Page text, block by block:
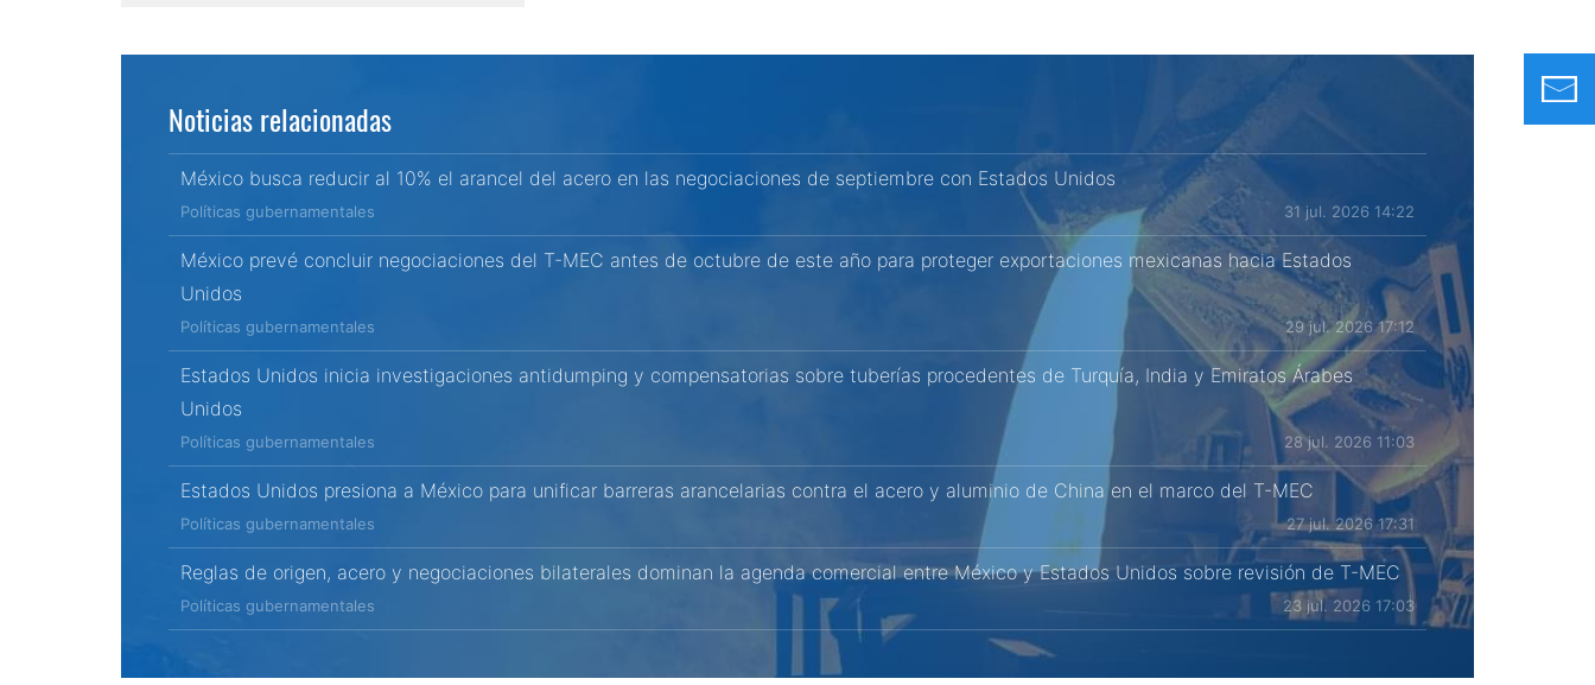
Noticias relacionadas
México busca reducir al 10% el arancel del acero en las negociaciones de septiembre con Estados Unidos
Políticas gubernamentales 31 jul. 2026 14:22
México prevé concluir negociaciones del T-MEC antes de octubre de este año para proteger exportaciones mexicanas hacia Estados
Unidos
Políticas gubernamentales 29 jul. 2026 17:12
Estados Unidos inicia investigaciones antidumping y compensatorias sobre tuberías procedentes de Turquía, India y Emiratos Árabes
Unidos
Políticas gubernamentales 28 jul. 2026 11:03
Estados Unidos presiona a México para unificar barreras arancelarias contra el acero y aluminio de China en el marco del T-MEC
Políticas gubernamentales 27 jul. 2026 17:31
Reglas de origen, acero y negociaciones bilaterales dominan la agenda comercial entre México y Estados Unidos sobre revisión de T-MEC
Políticas gubernamentales 23 jul. 2026 17:03